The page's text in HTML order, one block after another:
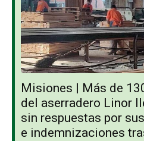
Misiones | Más de
del aserradero Linor
sin respuestas por
e indemnizaciones